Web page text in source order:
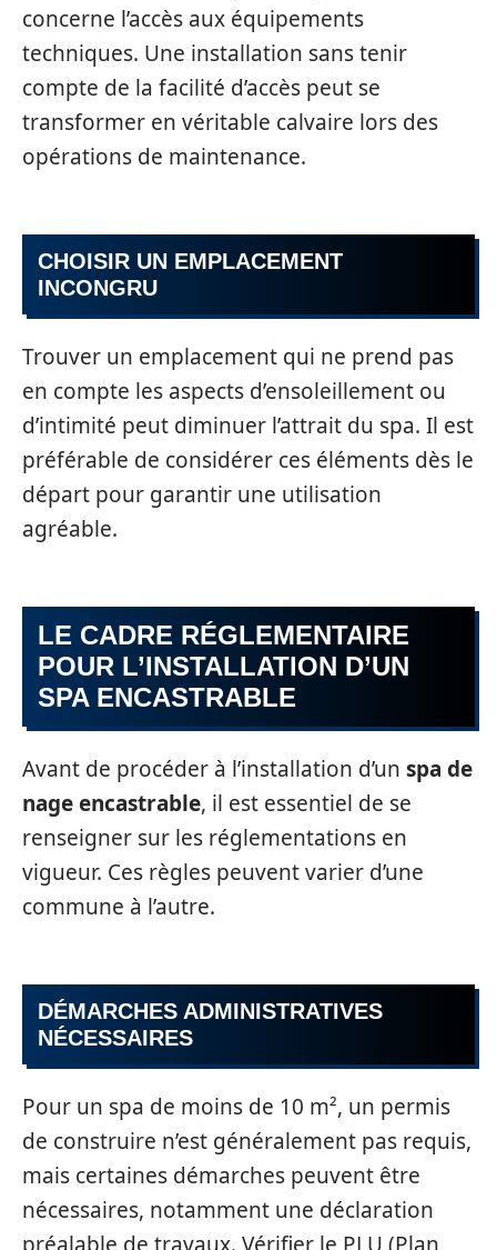
concerne l’accès aux équipements
techniques. Une installation sans tenir
compte de la facilité d’accès peut se
transformer en véritable calvaire lors des
opérations de maintenance.
CHOISIR UN EMPLACEMENT
INCONGRU
Trouver un emplacement qui ne prend pas
en compte les aspects d’ensoleillement ou
d’intimité peut diminuer l’attrait du spa. Il est
préférable de considérer ces éléments dès le
départ pour garantir une utilisation
agréable.
LE CADRE RÉGLEMENTAIRE
POUR L’INSTALLATION D’UN
SPA ENCASTRABLE
Avant de procéder à l’installation d’un spa de
nage encastrable, il est essentiel de se
renseigner sur les réglementations en
vigueur. Ces règles peuvent varier d’une
commune à l’autre.
DÉMARCHES ADMINISTRATIVES
NÉCESSAIRES
Pour un spa de moins de 10 m², un permis
de construire n’est généralement pas requis,
mais certaines démarches peuvent être
nécessaires, notamment une déclaration
préalable de travaux. Vérifier le PLU (Plan